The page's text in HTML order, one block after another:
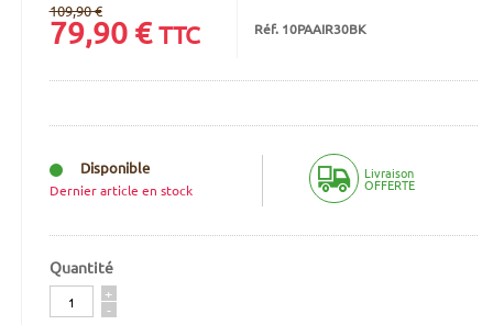
109,90 €
79,90€ TTC Réf. 10PAAIR30BK
Disponible
Dernier article en stock
Livraison
OFFERTE
Quantité
Quantité
+
-